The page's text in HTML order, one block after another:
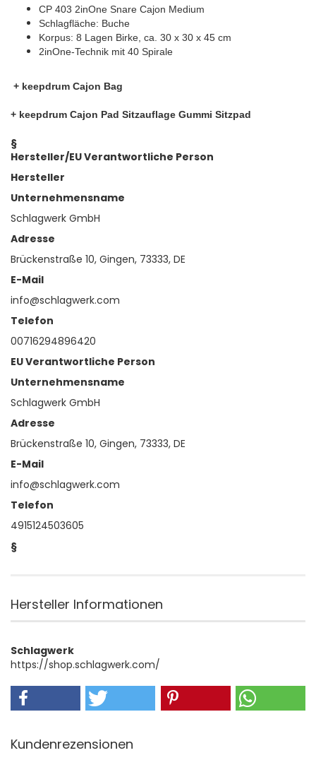
CP 403 2inOne Snare Cajon Medium
Schlagfläche: Buche
Korpus: 8 Lagen Birke, ca. 30 x 30 x 45 cm
2inOne-Technik mit 40 Spirale
+ keepdrum Cajon Bag
+ keepdrum Cajon Pad Sitzauflage Gummi Sitzpad
§
Hersteller/EU Verantwortliche Person
Hersteller
Unternehmensname
Schlagwerk GmbH
Adresse
Brückenstraße 10, Gingen, 73333, DE
E-Mail
info@schlagwerk.com
Telefon
00716294896420
EU Verantwortliche Person
Unternehmensname
Schlagwerk GmbH
Adresse
Brückenstraße 10, Gingen, 73333, DE
E-Mail
info@schlagwerk.com
Telefon
4915124503605
§
Hersteller Informationen
Schlagwerk
https://shop.schlagwerk.com/
Kundenrezensionen